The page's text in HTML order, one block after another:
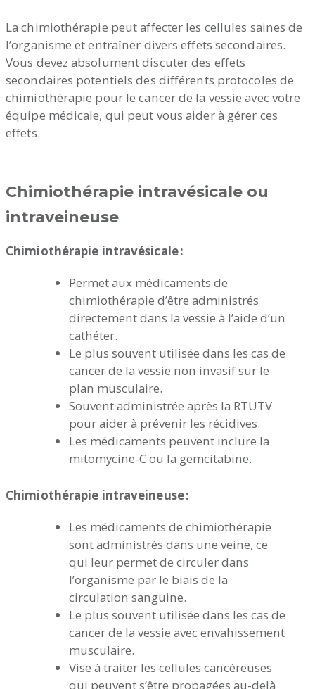
La chimiothérapie peut affecter les cellules saines de
l’organisme et entraîner divers effets secondaires.
Vous devez absolument discuter des effets
secondaires potentiels des différents protocoles de
chimiothérapie pour le cancer de la vessie avec votre
équipe médicale, qui peut vous aider à gérer ces
effets.
Chimiothérapie intravésicale ou
intraveineuse
Chimiothérapie intravésicale :
Permet aux médicaments de
chimiothérapie d’être administrés
directement dans la vessie à l’aide d’un
cathéter.
Le plus souvent utilisée dans les cas de
cancer de la vessie non invasif sur le
plan musculaire.
Souvent administrée après la RTUTV
pour aider à prévenir les récidives.
Les médicaments peuvent inclure la
mitomycine-C ou la gemcitabine.
Chimiothérapie intraveineuse :
Les médicaments de chimiothérapie
sont administrés dans une veine, ce
qui leur permet de circuler dans
l’organisme par le biais de la
circulation sanguine.
Le plus souvent utilisée dans les cas de
cancer de la vessie avec envahissement
musculaire.
Vise à traiter les cellules cancéreuses
qui peuvent s’être propagées au-delà